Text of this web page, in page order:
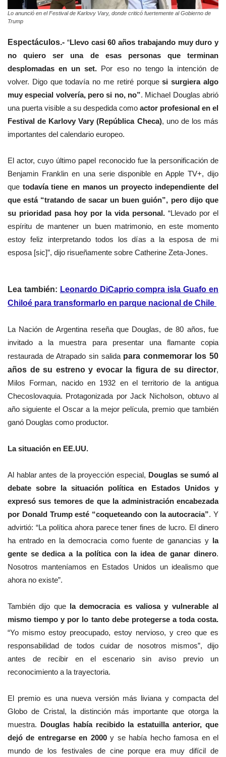
Lo anunció en el Festival de Karlovy Vary, donde criticó fuertemente al Gobierno de
Trump
Espectáculos.- “Llevo casi 60 años trabajando muy duro y
no quiero ser una de esas personas que terminan
desplomadas en un set. Por eso no tengo la intención de
volver. Digo que todavía no me retiré porquesi surgiera algo
muy especial volvería, pero si no, no”. Michael Douglas abrió
una puerta visible a su despedida como actor profesional en el
Festival de Karlovy Vary (República Checa), uno de los más
importantes del calendario europeo.
El actor, cuyo último papel reconocido fue la personificación de
Benjamin Franklin en una serie disponible en Apple TV+, dijo
que todavía tiene en manos un proyecto independiente del
que está “tratando de sacar un buen guión”, pero dijo que
su prioridad pasa hoy por la vida personal. “Llevado por el
espíritu de mantener un buen matrimonio, en este momento
estoy feliz interpretando todos los días a la esposa de mi
esposa [sic]”, dijo risueñamente sobre Catherine Zeta-Jones.
Lea también: Leonardo DiCaprio compra isla Guafo en
Chiloé para transformarlo en parque nacional de Chile
La Nación deArgentina reseña que Douglas, de 80 años, fue
invitado a la muestra para presentar una flamante copia
restaurada de Atrapado sin salidapara conmemorar los 50
años de su estreno y evocar la figura de su director,
Milos Forman, nacido en 1932 en el territorio de la antigua
Checoslovaquia. Protagonizada por Jack Nicholson, obtuvo al
año siguiente el Oscar a la mejor película, premio que también
ganó Douglas como productor.
La situación en EE.UU.
Al hablar antes de la proyección especial, Douglas se sumó al
debate sobre la situación política en Estados Unidos y
expresó sus temores de que la administración encabezada
por Donald Trump esté “coqueteando con la autocracia”. Y
advirtió: “La política ahora parece tener fines de lucro. El dinero
ha entrado en la democracia como fuente de ganancias y la
gente se dedica a la política con la idea de ganar dinero.
Nosotros manteníamos en Estados Unidos un idealismo que
ahora no existe”.
También dijo que la democracia es valiosa y vulnerable al
mismo tiempo y por lo tanto debe protegerse a toda costa.
“Yo mismo estoy preocupado, estoy nervioso, y creo que es
responsabilidad de todos cuidar de nosotros mismos”, dijo
antes de recibir en el escenario sin aviso previo un
reconocimiento a la trayectoria.
El premio es una nueva versión más liviana y compacta del
Globo de Cristal, la distinción más importante que otorga la
muestra. Douglas había recibido la estatuilla anterior, que
dejó de entregarse en 2000y se había hecho famosa en el
mundo de los festivales de cine porque era muy difícil de